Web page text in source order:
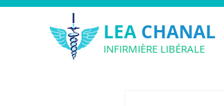
LEA CHANAL
INFIRMIÈRE LIBÉRALE